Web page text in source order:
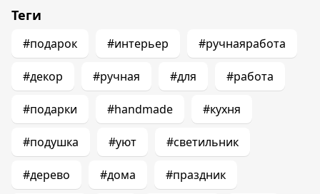
Теги
#подарок #интерьер #ручнаяработа
#декор #ручная #для #работа
#подарки #handmade #кухня
#подушка #уют #светильник
#дерево #дома #праздник